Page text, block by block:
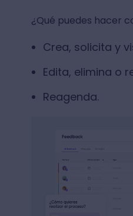
¿Qué puedes hacer
Crea, solicita y
Edita, elimina o
Reagenda.